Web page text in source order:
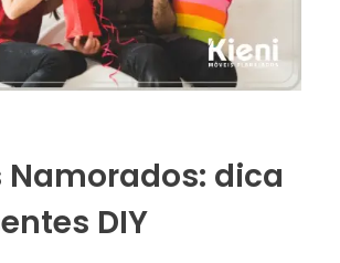
Namorados: dica
DIY